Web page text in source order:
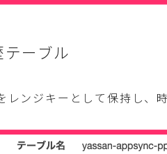
ーブル
レンジキーとして保持し、